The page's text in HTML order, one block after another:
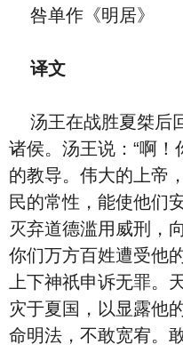
咎单作《明居》
译文
汤王在战胜夏桀后
诸侯。汤王说：“啊
的教导。伟大的上帝
民的常性，能使他们
灭弃道德滥用威刑，
你们万方百姓遭受他
上下神祇申诉无罪。
灾于夏国，以显露他
命明法，不敢宽宥。